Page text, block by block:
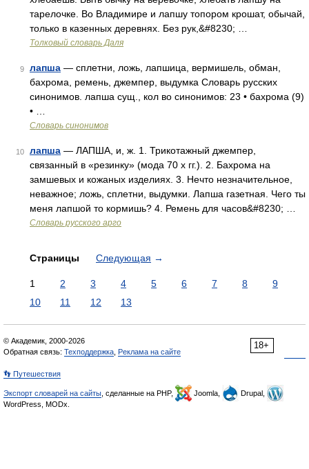
тарелочке. Во Владимире и лапшу топором крошат, обычай,
только в казенных деревнях. Без рук,&#8230; …
Толковый словарь Даля
9 лапша — сплетни, ложь, лапшица, вермишель, обман,
бахрома, ремень, джемпер, выдумка Словарь русских
синонимов. лапша сущ., кол во синонимов: 23 • бахрома (9)
• …
Словарь синонимов
10 лапша — ЛАПША, и, ж. 1. Трикотажный джемпер,
связанный в «резинку» (мода 70 х гг.). 2. Бахрома на
замшевых и кожаных изделиях. 3. Нечто незначительное,
неважное; ложь, сплетни, выдумки. Лапша газетная. Чего ты
меня лапшой то кормишь? 4. Ремень для часов&#8230; …
Словарь русского арго
Страницы Следующая →
1 2 3 4 5 6 7 8
9
10
11 12 13
18+
© Академик, 2000-2026
Обратная связь: Техподдержка Реклама на сайте
👣 Путешествия
Экспорт словарей на сайты , сделанные на PHP, Joomla,
Drupal,
WordPress, MODx.